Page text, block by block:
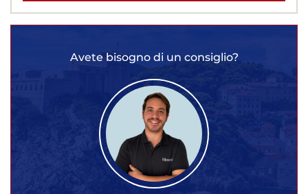
Avete bisogno di un consiglio?